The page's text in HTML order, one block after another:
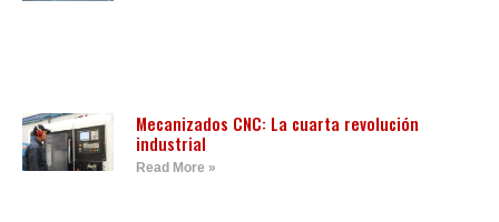
Mecanizados CNC: La cuarta revolución
industrial
Read More »